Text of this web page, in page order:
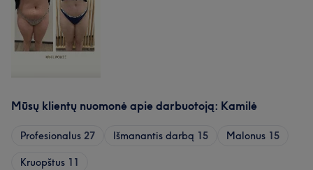
Mūsų klientų nuomonė apie darbuotoją: Kamilė
Profesionalus 27 Išmanantis darbą 15 Malonus 15
Kruopštus 11